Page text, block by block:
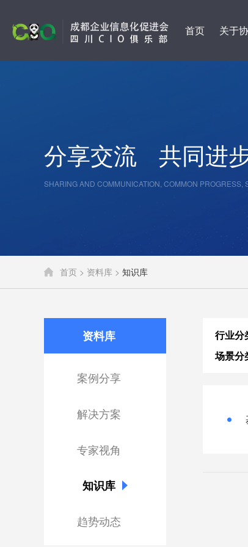
首页 关于
分享交流 共同进
SHARING AND COMMUNICATION, COMMON
首页 > 资料库 > 知识库
资料库
案例分享
解决方案
专家视角
知识库
趋势动态
行业分
场景分